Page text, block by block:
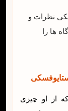
نظرات و
ها را
از او چیزی